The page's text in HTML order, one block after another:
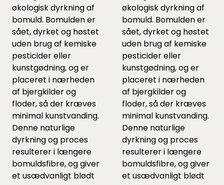
økologisk dyrkning af
bomuld. Bomulden er
sået, dyrket og høstet
uden brug af kemiske
pesticider eller
kunstgødning, og er
placeret i nærheden
af bjergkilder og
floder, så der kræves
minimal kunstvanding.
Denne naturlige
dyrkning og proces
resulterer i længere
bomuldsfibre, og giver
et usædvanligt blødt
økologisk dyrkning af
bomuld. Bomulden er
sået, dyrket og høstet
uden brug af kemiske
pesticider eller
kunstgødning, og er
placeret i nærheden
af bjergkilder og
floder, så der kræves
minimal kunstvanding.
Denne naturlige
dyrkning og proces
resulterer i længere
bomuldsfibre, og giver
et usædvanligt blødt